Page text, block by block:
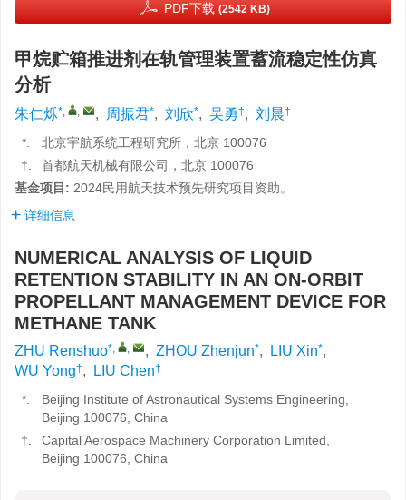
PDF下载 (2542 KB)
甲烷贮箱推进剂在轨管理装置蓄流稳定性仿真
分析
朱仁烁*, , , 周振君*, 刘欣*, 吴勇†, 刘晨†
*.
北京宇航系统工程研究所，北京 100076
†.
首都航天机械有限公司，北京 100076
基金项目: 2024民用航天技术预先研究项目资助。
详细信息
NUMERICAL ANALYSIS OF LIQUID
RETENTION STABILITY IN AN ON-ORBIT
PROPELLANT MANAGEMENT DEVICE FOR
METHANE TANK
ZHU Renshuo*, , , ZHOU Zhenjun*, LIU Xin*,
WU Yong†, LIU Chen†
*.
Beijing Institute of Astronautical Systems Engineering,
Beijing 100076, China
†.
Capital Aerospace Machinery Corporation Limited,
Beijing 100076, China